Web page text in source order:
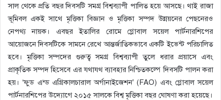
সাল থেকে প্রতি বছর দিবসটি সমগ্র বিশ্বব্যাপী পালিত হয়ে আসছে। থাই রাজা
ভূমিবল একই সাথে মৃত্তিকা বিজ্ঞান ও মৃত্তিকা সম্পদ উন্নয়নের পেছনেরও
নেপথ্য নায়ক। এবছর ইতালির রোমে গ্লোবাল সয়েল পার্টনারশিপের
আয়োজনে দিবসটিকে সামনে রেখে আন্তর্জাতিকভাবে একটি ইভেন্ট পরিচালিত
হবে। মৃত্তিকা সম্পদের গুরুত্ব সমগ্র বিশ্বব্যাপী তুলে ধরার প্রয়াসে এবং
প্রাকৃতিক সম্পদ হিসেবে এর যথাযথ ব্যাবহার নিশ্চিতকল্পে দিবসটি পালন করা
হয়। ‘ফুড এন্ড এগ্রিকালচারাল অর্গানাইজেশন’ (FAO) এবং গ্লোবাল সয়েল
পার্টনারশিপের উদ্যোগে ২০১৫ সালকে বিশ্ব মৃত্তিকা বছর ঘোষণা করা হয়েছে।